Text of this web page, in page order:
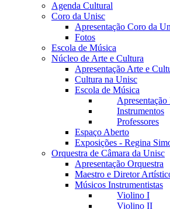
Agenda Cultural
Coro da Unisc
Apresentação Coro da
Fotos
Escola de Música
Núcleo de Arte e Cultura
Apresentação Arte e
Cultura na Unisc
Escola de Música
Instrumentos
Professores
Espaço Aberto
Exposições - Regina
Orquestra de Câmara da Unisc
Apresentação Orquestra
Maestro e Diretor
Músicos Instrumentistas
Violino I
Violino II